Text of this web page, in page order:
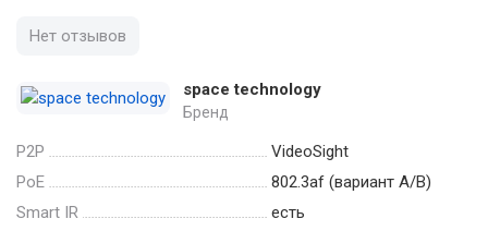
Нет отзывов
space technology
Бренд
P2P
VideoSight
PoE
802.3af (вариант А/В)
Smart IR
есть